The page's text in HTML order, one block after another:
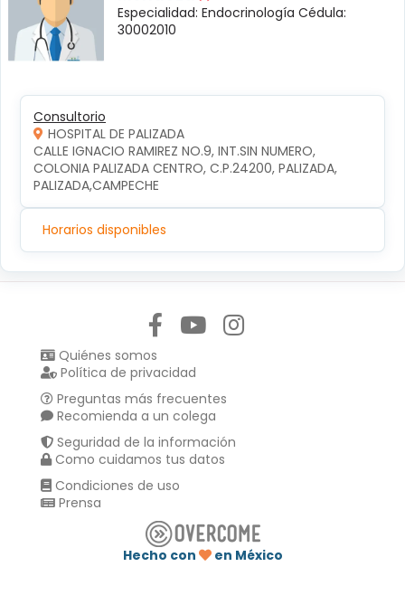
Especialidad: Endocrinología Cédula:
30002010
Consultorio
HOSPITAL DE PALIZADA
CALLE IGNACIO RAMIREZ NO.9, INT.SIN NUMERO,
COLONIA PALIZADA CENTRO, C.P.24200, PALIZADA,
PALIZADA,CAMPECHE
Horarios disponibles
Quiénes somos
Política de privacidad
Preguntas más frecuentes
Recomienda a un colega
Seguridad de la información
Como cuidamos tus datos
Condiciones de uso
Prensa
Hecho con
en México